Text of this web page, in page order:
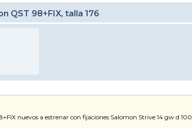
QST 98+FIX, talla 176
nuevos a estrenar con fijaciones Salomon Strive 14 gw d 100